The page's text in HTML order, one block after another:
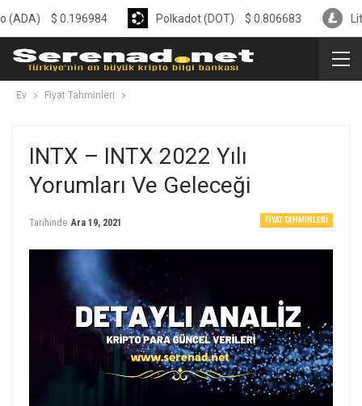
Ev Fiyat Tahminleri
INTX – INTX 2022 Yılı
Yorumları Ve Geleceği
FIYAT TAHMINLERI
Tarihinde Ara 19, 2021
$0.196984 Polkadot (DOT) $0.806683 Litecoin